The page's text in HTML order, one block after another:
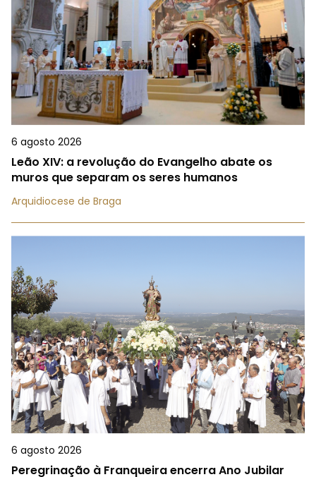
6 agosto 2026
Leão XIV: a revolução do Evangelho abate os
muros que separam os seres humanos
Arquidiocese de Braga
6 agosto 2026
Peregrinação à Franqueira encerra Ano Jubilar